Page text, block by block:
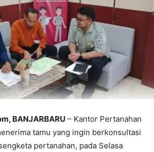
BANJARBARU – Kantor Pertanahan
tamu yang ingin berkonsultasi
pertanahan, pada Selasa